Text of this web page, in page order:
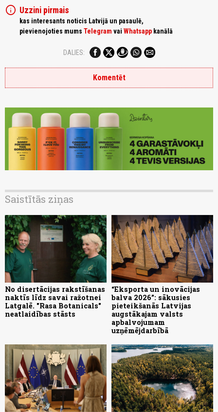
info Uzzini pirmais
kas interesants noticis Latvijā un pasaulē,
pievienojoties mums Telegram vai Whatsapp kanālā
DALIES:
Komentēt
Saistītās ziņas
No disertācijas rakstīšanas
naktīs līdz savai ražotnei
Latgalē. "Rasa Botanicals"
neatlaidības stāsts
“Eksporta un inovācijas
balva 2026”: sākusies
pieteikšanās Latvijas
augstākajam valsts
apbalvojumam
uzņēmējdarbībā